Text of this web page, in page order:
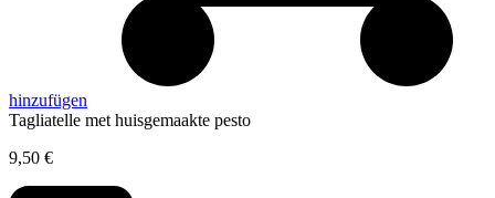
hinzufügen
Tagliatelle met huisgemaakte pesto
9,50 €